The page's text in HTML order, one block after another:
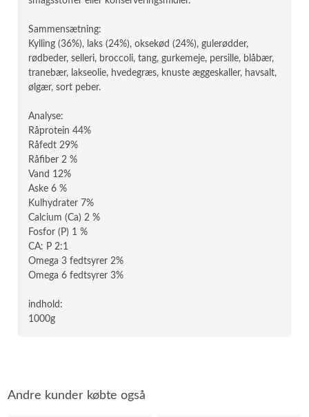
Sammensætning:
Kylling (36%), laks (24%), oksekød (24%), gulerødder,
rødbeder, selleri, broccoli, tang, gurkemeje, persille, blåbær,
tranebær, lakseolie, hvedegræs, knuste æggeskaller, havsalt,
ølgær, sort peber.
Analyse:
Råprotein 44%
Råfedt 29%
Råfiber 2 %
Vand 12%
Aske 6 %
Kulhydrater 7%
Calcium (Ca) 2 %
Fosfor (P) 1 %
CA: P 2:1
Omega 3 fedtsyrer 2%
Omega 6 fedtsyrer 3%
indhold:
1000g
Andre kunder købte også